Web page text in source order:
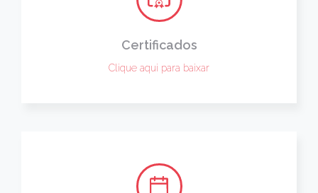
Certificados
Clique aqui para baixar